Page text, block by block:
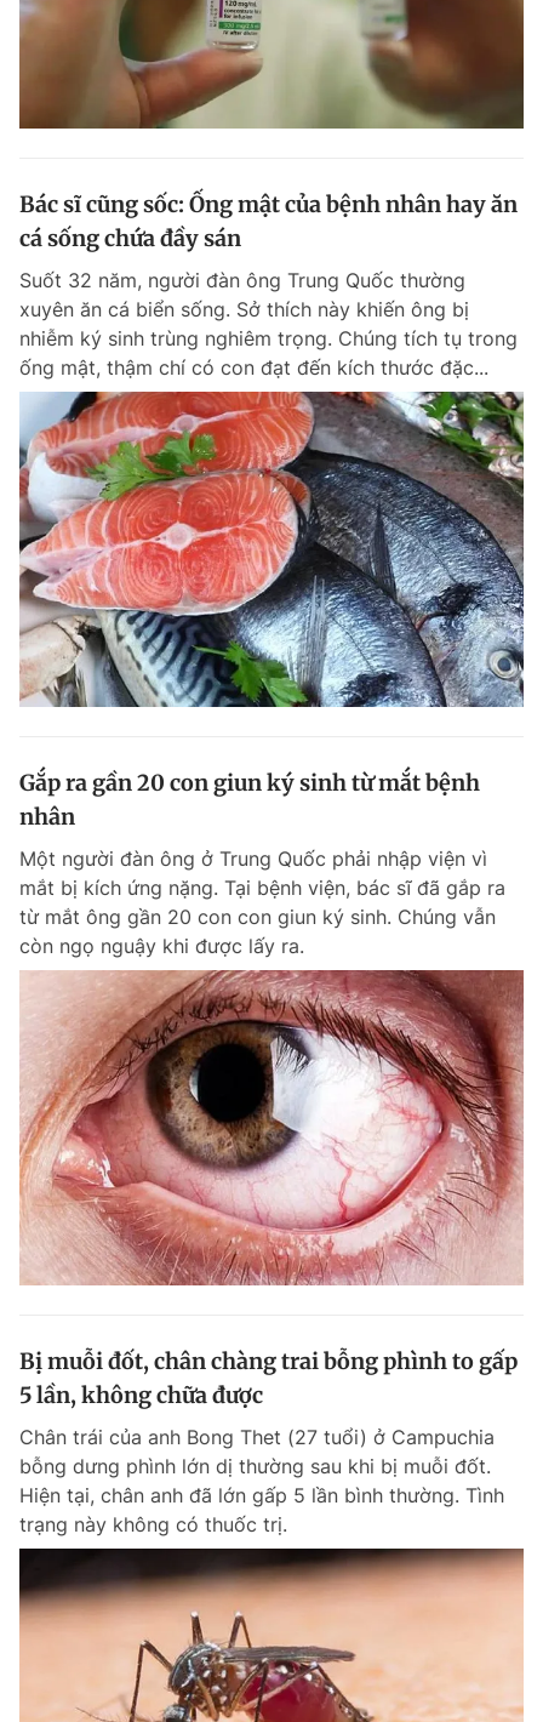
Bác sĩ cũng sốc: Ống mật của bệnh nhân hay ăn
cá sống chứa đầy sán
Suốt 32 năm, người đàn ông Trung Quốc thường
xuyên ăn cá biển sống. Sở thích này khiến ông bị
nhiễm ký sinh trùng nghiêm trọng. Chúng tích tụ trong
ống mật, thậm chí có con đạt đến kích thước đặc...
Gắp ra gần 20 con giun ký sinh từ mắt bệnh
nhân
Một người đàn ông ở Trung Quốc phải nhập viện vì
mắt bị kích ứng nặng. Tại bệnh viện, bác sĩ đã gắp ra
từ mắt ông gần 20 con con giun ký sinh. Chúng vẫn
còn ngọ nguậy khi được lấy ra.
Bị muỗi đốt, chân chàng trai bỗng phình to gấp
5 lần, không chữa được
Chân trái của anh Bong Thet (27 tuổi) ở Campuchia
bỗng dưng phình lớn dị thường sau khi bị muỗi đốt.
Hiện tại, chân anh đã lớn gấp 5 lần bình thường. Tình
trạng này không có thuốc trị.